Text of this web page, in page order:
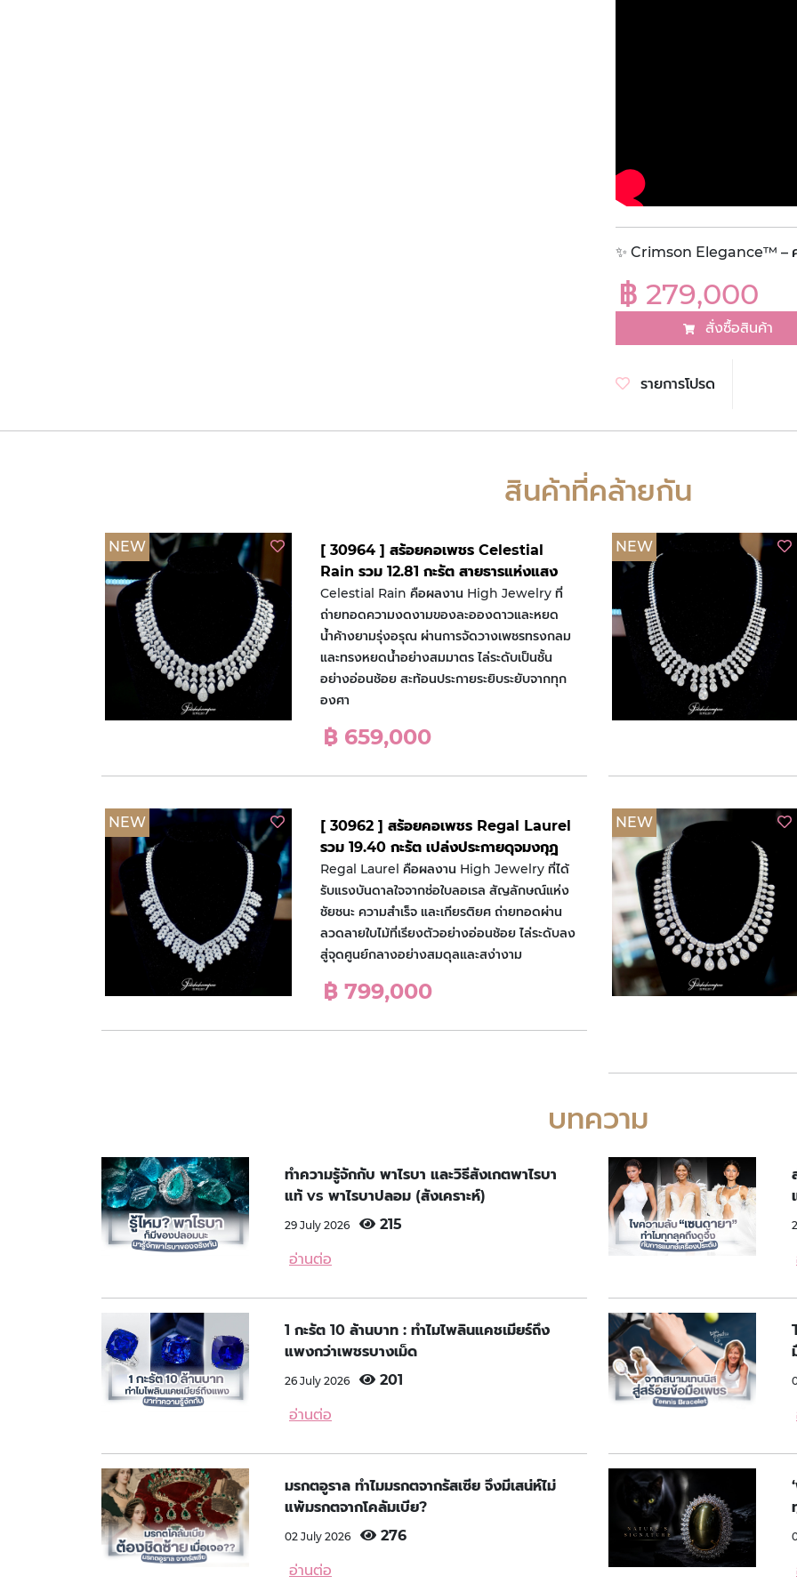
✨ Crimson Elegance™ – ค
฿ 279,000
สั่งซื้อสินค้า
รายการโปรด
สินค้าที่คล้ายกัน
NEW
[ 30964 ] สร้อยคอเพชร Celestial
Rain รวม 12.81 กะรัต สายธารแห่งแสง
Celestial Rain คือผลงาน High Jewelry ที่
ถ่ายทอดความงดงามของละอองดาวและหยด
น้ำค้างยามรุ่งอรุณ ผ่านการจัดวางเพชรทรงกลม
และทรงหยดน้ำอย่างสมมาตร ไล่ระดับเป็นชั้น
อย่างอ่อนช้อย สะท้อนประกายระยิบระยับจากทุก
องศา
฿ 659,000
NEW
NEW
[ 30962 ] สร้อยคอเพชร Regal Laurel
รวม 19.40 กะรัต เปล่งประกายดุจมงกุฎ
Regal Laurel คือผลงาน High Jewelry ที่ได้
รับแรงบันดาลใจจากช่อใบลอเรล สัญลักษณ์แห่ง
ชัยชนะ ความสำเร็จ และเกียรติยศ ถ่ายทอดผ่าน
ลวดลายใบไม้ที่เรียงตัวอย่างอ่อนช้อย ไล่ระดับลง
สู่จุดศูนย์กลางอย่างสมดุลและสง่างาม
฿ 799,000
NEW
บทความ
ทำความรู้จักกับ พาไรบา และวิธีสังเกตพาไรบา
แท้ vs พาไรบาปลอม (สังเคราะห์)
29 July 2026 215
อ่านต่อ
1 กะรัต 10 ล้านบาท : ทำไมไพลินแคชเมียร์ถึง
แพงกว่าเพชรบางเม็ด
26 July 2026 201
อ่านต่อ
มรกตอูราล ทำไมมรกตจากรัสเซีย จึงมีเสน่ห์ไม่
แพ้มรกตจากโคลัมเบีย?
02 July 2026 276
อ่านต่อ